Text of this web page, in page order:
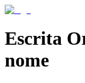
Escrita
nome